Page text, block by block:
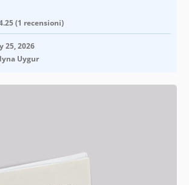
(1 recensioni)
25, 2026
Uygur